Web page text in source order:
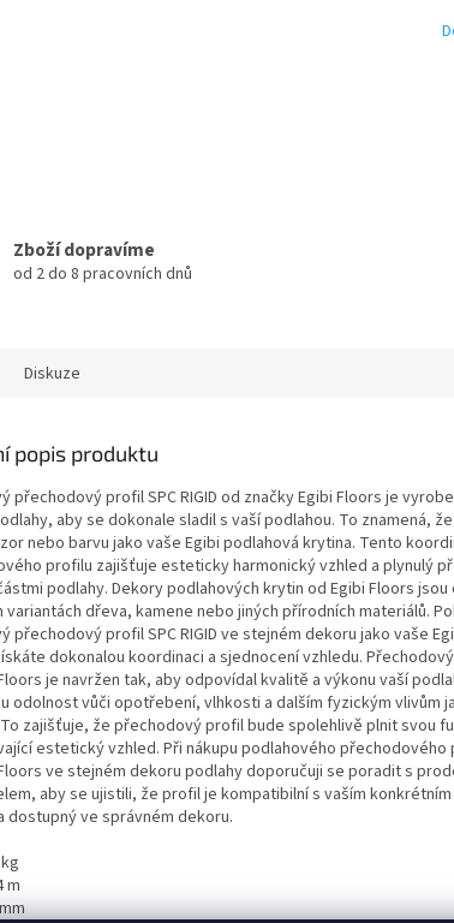
Zboží dopravíme
od 2 do 8 pracovních dnů
Diskuze
popis produktu
přechodový profil SPC RIGID od značky Egibi Floors je
aby se dokonale sladil s vaší podlahou. To znamená,
nebo barvu jako vaše Egibi podlahová krytina. Tento
profilu zajišťuje esteticky harmonický vzhled a plynulý
podlahy. Dekory podlahových krytin od Egibi Floors
variantách dřeva, kamene nebo jiných přírodních materiálů.
přechodový profil SPC RIGID ve stejném dekoru jako vaše
dokonalou koordinaci a sjednocení vzhledu. Přechodový
je navržen tak, aby odpovídal kvalitě a výkonu vaší
odolnost vůči opotřebení, vlhkosti a dalším fyzickým vlivům
zajišťuje, že přechodový profil bude spolehlivě plnit svou
estetický vzhled. Při nákupu podlahového přechodového
ve stejném dekoru podlahy doporučuji se poradit s
aby se ujistili, že profil je kompatibilní s vaším
dostupný ve správném dekoru.
m